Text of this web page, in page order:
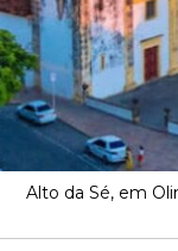
Alto da Sé, em